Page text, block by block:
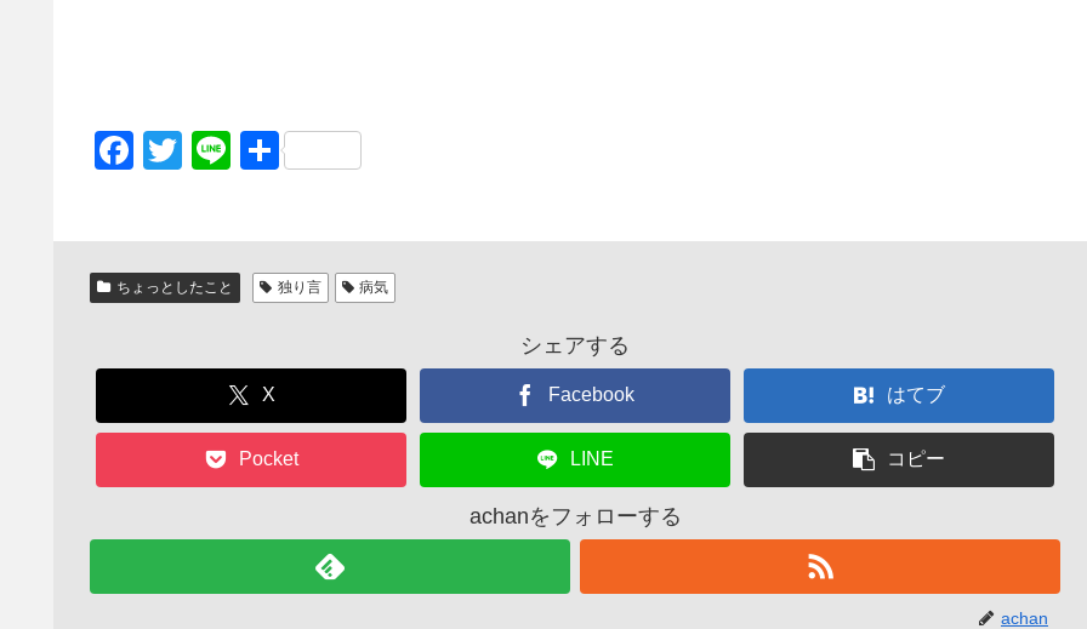
F
e
b
o
k
T
er
Li 共
ちょっとしたこと 独り言 病気
シェアする
X Facebook はてブ
Pocket LINE コピー
achanをフォローする
achan